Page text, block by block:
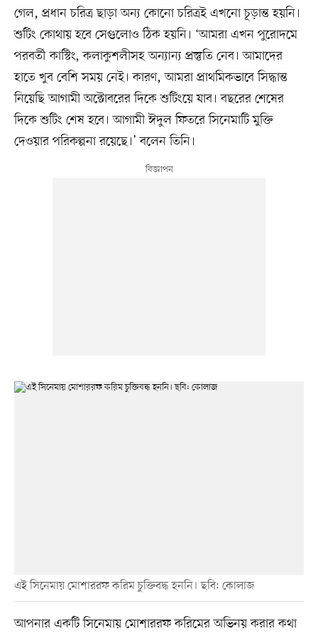
গেল, প্রধান চরিত্র ছাড়া অন্য কোনো চরিত্রই এখনো চূড়ান্ত হয়নি।
শুটিং কোথায় হবে সেগুলোও ঠিক হয়নি। ‘আমরা এখন পুরোদমে
পরবর্তী কাস্টিং, কলাকুশলীসহ অন্যান্য প্রস্তুতি নেব। আমাদের
হাতে খুব বেশি সময় নেই। কারণ, আমরা প্রাথমিকভাবে সিদ্ধান্ত
নিয়েছি আগামী অক্টোবরের দিকে শুটিংয়ে যাব। বছরের শেষের
দিকে শুটিং শেষ হবে। আগামী ঈদুল ফিতরে সিনেমাটি মুক্তি
দেওয়ার পরিকল্পনা রয়েছে।’ বলেন তিনি।
এই সিনেমায় মোশাররফ করিম চুক্তিবদ্ধ হননি। ছবি: কোলাজ
আপনার একটি সিনেমায় মোশাররফ করিমের অভিনয় করার কথা